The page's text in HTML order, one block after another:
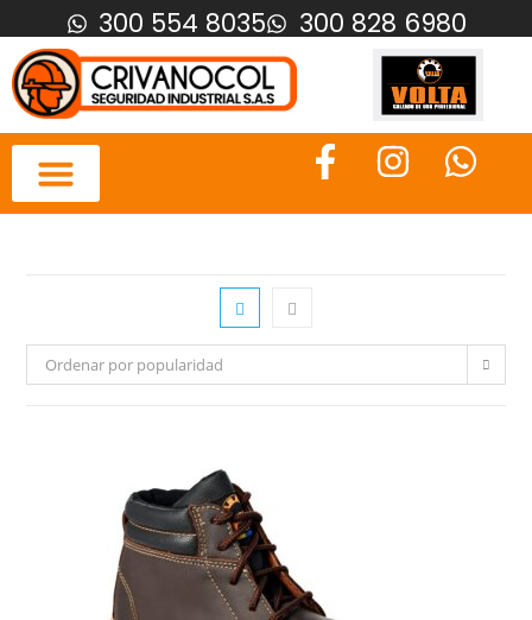
300 554 8035 300 828 6980
Ordenar por popularidad